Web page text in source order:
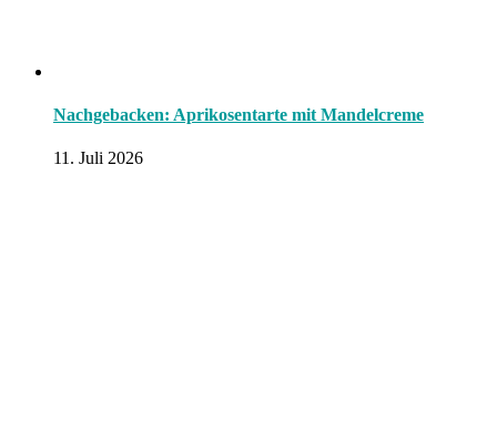
Nachgebacken: Aprikosentarte mit Mandelcreme
11. Juli 2026